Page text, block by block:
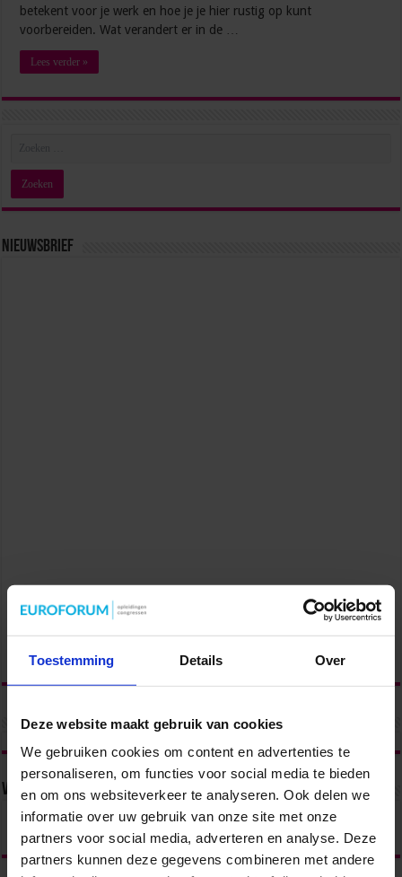
Toestemming Details Over
Deze website maakt gebruik van cookies
We gebruiken cookies om content en advertenties te
personaliseren, om functies voor social media te bieden
en om ons websiteverkeer te analyseren. Ook delen we
informatie over uw gebruik van onze site met onze
partners voor social media, adverteren en analyse. Deze
partners kunnen deze gegevens combineren met andere
betekent voor je werk en hoe je je hier rustig op kunt
voorbereiden. Wat verandert er in de …
Lees verder »
Nieuwsbrief
Volg ons via